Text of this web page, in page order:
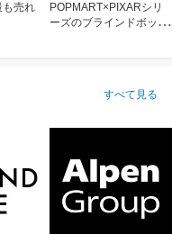
も売れ
POPMART×PIXARシリ
ーズのブラインドボック
すべて見る